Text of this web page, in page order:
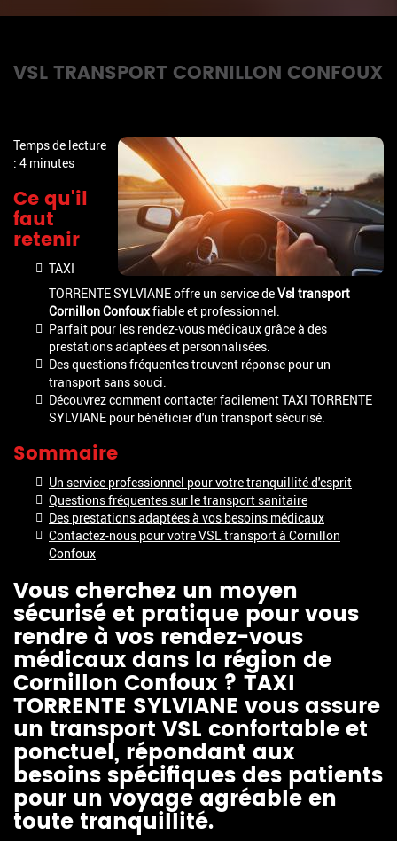
VSL TRANSPORT CORNILLON CONFOUX
Temps de lecture
: 4 minutes
Ce qu'il
faut
retenir
TAXI
TORRENTE SYLVIANE offre un service deVsl transport
Cornillon Confouxfiable et professionnel.
Parfait pour les rendez-vous médicaux grâce à des
prestations adaptées et personnalisées.
Des questions fréquentes trouvent réponse pour un
transport sans souci.
Découvrez comment contacter facilement TAXI TORRENTE
SYLVIANE pour bénéficier d'un transport sécurisé.
Sommaire
Un service professionnel pour votre tranquillité d'esprit
Questions fréquentes sur le transport sanitaire
Des prestations adaptées à vos besoins médicaux
Contactez-nous pour votre VSL transport à Cornillon
Confoux
Vous cherchez un moyen
sécurisé et pratique pour vous
rendre à vos rendez-vous
médicaux dans la région de
Cornillon Confoux ? TAXI
TORRENTE SYLVIANE vous assure
un transport VSL confortable et
ponctuel, répondant aux
besoins spécifiques des patients
pour un voyage agréable en
toute tranquillité.